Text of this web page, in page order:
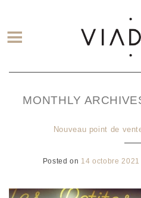
MONTHLY
Nouveau point de
Posted on 14 octobre 2021